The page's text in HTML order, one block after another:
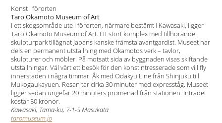
Konst i förorten
Taro Okamoto Museum of Art
I ett skogsområde ute i förorten, närmare bestämt i Kawasaki, ligger
Taro Okamoto Museum of Art. Ett stort komplex med tillhörande
skulpturpark tillägnat Japans kanske främsta avantgardist. Museet har
dels en permanent utställning med Okamotos verk – tavlor,
skulpturer och möbler. På motsatt sida av byggnaden visas skiftande
utställningar. Väl värt ett besök för den konstintresserade som vill fly
innerstaden i några timmar. Åk med Odakyu Line från Shinjuku till
Mukogaukayuen. Resan tar cirka 30 minuter med expresståg. Museet
ligger sedan ungefär 20 minuters promenad från stationen. Inträdet
kostar 50 kronor.
Kawasaki, Tama-ku, 7-1-5 Masukata
taromuseum.jo